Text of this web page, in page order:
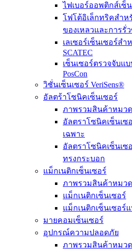
ไฟเบอร์ออพติกส์เซ็
โฟโต้อิเล็กทริคสำห
ของเหลวและการรั่
เลเซอร์เซ็นเซอร์ส
SCATEC
เซ็นเซอร์ตรวจจับแบ
PosCon
วิชั่นเซ็นเซอร์ VeriSens®
อัลตร้าโซนิคเซ็นเซอร์
ภาพรวมสินค้าหมว
อัลตราโซนิคเซ็นเซ
เฉพาะ
อัลตราโซนิคเซ็นเซ
ทรงกระบอก
แม็กเนติกเซ็นเซอร์
ภาพรวมสินค้าหมว
แม็กเนติกเซ็นเซอร์
แม็กเนติกเซ็นเซอร์
มายคอมเซ็นเซอร์
อุปกรณ์ความปลอดภัย
ภาพรวมสินค้าหมว